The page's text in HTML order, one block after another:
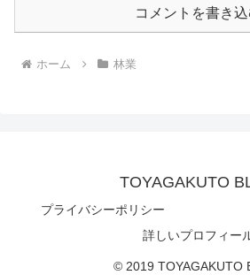
コメントを書き
ホーム 林業
TOYAGAKUTO
プライバシーポリシー
詳しいプロフィー
© 2019 TOYAGAKUTO